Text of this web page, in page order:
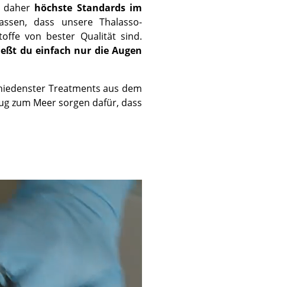
daher höchste Standards im
dass unsere Thalasso-
von bester Qualität sind.
du einfach nur die Augen
Treatments aus dem
zum Meer sorgen dafür, dass